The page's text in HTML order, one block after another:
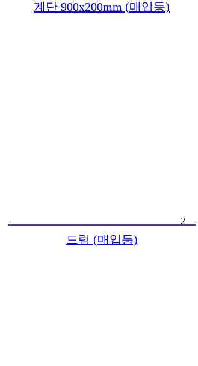
계단 900x200mm (매입등)
2
드럼 (매입등)